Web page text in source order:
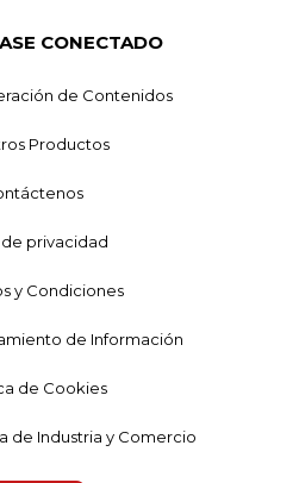
CONECTADO
de Contenidos
Productos
de privacidad
y Condiciones
de Información
de Cookies
de Industria y Comercio